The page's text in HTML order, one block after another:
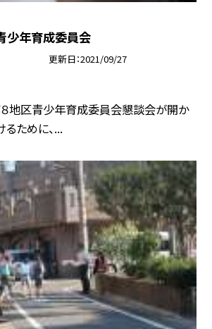
年育成委員会
更新日 2021/09/27
地区青少年育成委員会懇談会が開か
るために、...